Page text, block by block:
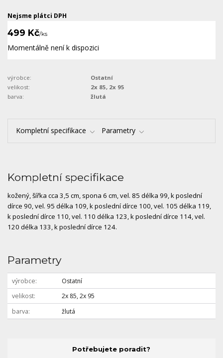
Nejsme plátci DPH
499 Kč/ks
Momentálně není k dispozici
výrobce:
Ostatní
velikost:
2x 85, 2x 95
barva:
žlutá
Kompletní specifikace Parametry
Kompletní specifikace
kožený, šířka cca 3,5 cm, spona 6 cm, vel. 85 délka 99, k poslední
dírce 90, vel. 95 délka 109, k poslední dírce 100, vel. 105 délka 119,
k poslední dírce 110, vel. 110 délka 123, k poslední dírce 114, vel.
120 délka 133, k poslední dírce 124.
Parametry
výrobce
Ostatní
velikost
2x 85, 2x 95
barva
žlutá
Potřebujete poradit?